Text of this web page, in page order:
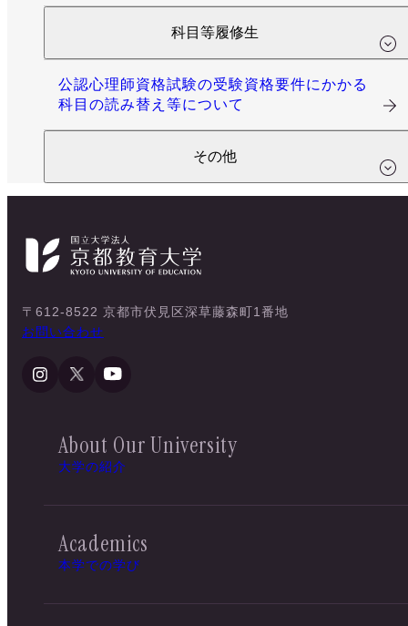
科目等履修生
公認心理師資格試験の受験資格要件にかかる
科目の読み替え等について
その他
〒612-8522 京都市伏見区深草藤森町1番地
お問い合わせ
About Our University
大学の紹介
Academics
本学での学び